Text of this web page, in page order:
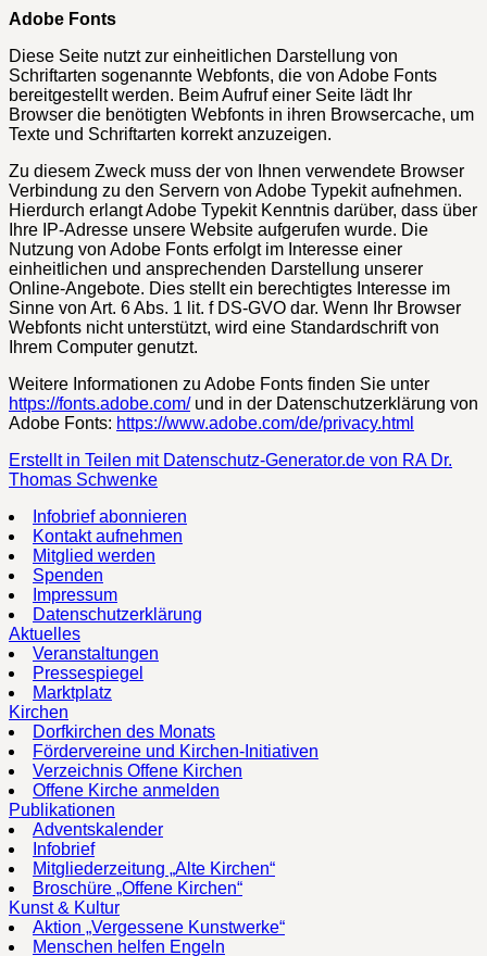
Adobe Fonts
Diese Seite nutzt zur einheitlichen Darstellung von
Schriftarten sogenannte Webfonts, die von Adobe Fonts
bereitgestellt werden. Beim Aufruf einer Seite lädt Ihr
Browser die benötigten Webfonts in ihren Browsercache, um
Texte und Schriftarten korrekt anzuzeigen.
Zu diesem Zweck muss der von Ihnen verwendete Browser
Verbindung zu den Servern von Adobe Typekit aufnehmen.
Hierdurch erlangt Adobe Typekit Kenntnis darüber, dass über
Ihre IP-Adresse unsere Website aufgerufen wurde. Die
Nutzung von Adobe Fonts erfolgt im Interesse einer
einheitlichen und ansprechenden Darstellung unserer
Online-Angebote. Dies stellt ein berechtigtes Interesse im
Sinne von Art. 6 Abs. 1 lit. f DS-GVO dar. Wenn Ihr Browser
Webfonts nicht unterstützt, wird eine Standardschrift von
Ihrem Computer genutzt.
Weitere Informationen zu Adobe Fonts finden Sie unter
https://fonts.adobe.com/und in der Datenschutzerklärung von
Adobe Fonts: https://www.adobe.com/de/privacy.html
Erstellt in Teilen mit Datenschutz-Generator.de von RA Dr.
Thomas Schwenke
Infobrief abonnieren
Kontakt aufnehmen
Mitglied werden
Spenden
Impressum
Datenschutzerklärung
Aktuelles
Veranstaltungen
Pressespiegel
Marktplatz
Kirchen
Dorfkirchen des Monats
Fördervereine und Kirchen-Initiativen
Verzeichnis Offene Kirchen
Offene Kirche anmelden
Publikationen
Adventskalender
Infobrief
Mitgliederzeitung „Alte Kirchen“
Broschüre „Offene Kirchen“
Kunst & Kultur
Aktion „Vergessene Kunstwerke“
Menschen helfen Engeln